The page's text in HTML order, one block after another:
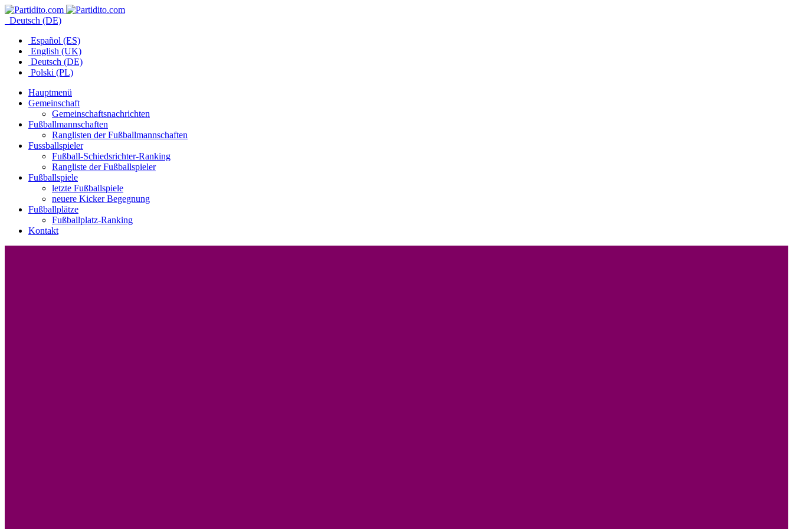
Deutsch (DE)
Español (ES)
English (UK)
Deutsch (DE)
Polski (PL)
Hauptmenü
Gemeinschaft
Gemeinschaftsnachrichten
Fußballmannschaften
Ranglisten der Fußballmannschaften
Fussballspieler
Fußball-Schiedsrichter-Ranking
Rangliste der Fußballspieler
Fußballspiele
letzte Fußballspiele
neuere Kicker Begegnung
Fußballplätze
Fußballplatz-Ranking
Kontakt